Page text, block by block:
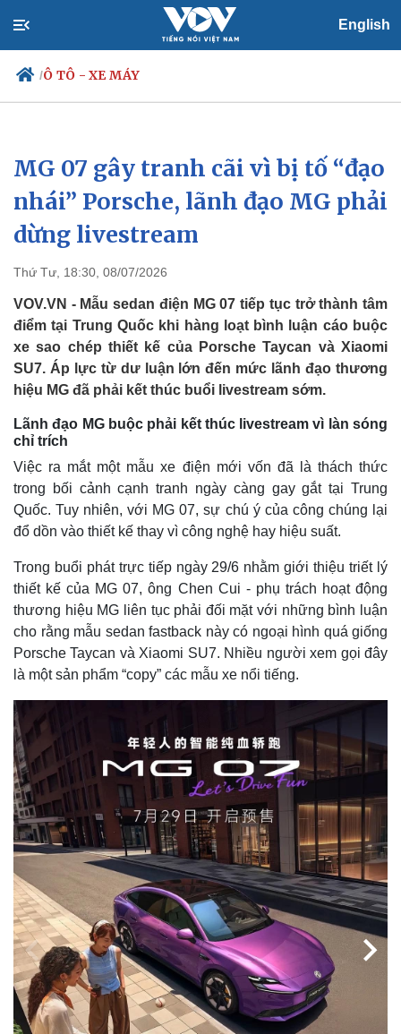
English
/Ô TÔ - XE MÁY
Chính trị
Đảng
Tổ chức nhân sự
Quốc hội
Nhận diện sự thật
Xã hội
Tin 24h
Dự báo thời tiết
MG 07 gây tranh cãi vì bị tố “đạo
nhái” Porsche, lãnh đạo MG phải
dừng livestream
Thứ Tư, 18:30, 08/07/2026
VOV.VN - Mẫu sedan điện MG 07 tiếp tục trở thành tâm
điểm tại Trung Quốc khi hàng loạt bình luận cáo buộc
xe sao chép thiết kế của Porsche Taycan và Xiaomi
SU7. Áp lực từ dư luận lớn đến mức lãnh đạo thương
hiệu MG đã phải kết thúc buổi livestream sớm.
Lãnh đạo MG buộc phải kết thúc livestream vì làn sóng
chỉ trích
Việc ra mắt một mẫu xe điện mới vốn đã là thách thức
trong bối cảnh cạnh tranh ngày càng gay gắt tại Trung
Quốc. Tuy nhiên, với MG 07, sự chú ý của công chúng lại
đổ dồn vào thiết kế thay vì công nghệ hay hiệu suất.
Trong buổi phát trực tiếp ngày 29/6 nhằm giới thiệu triết lý
thiết kế của MG 07, ông Chen Cui - phụ trách hoạt động
thương hiệu MG liên tục phải đối mặt với những bình luận
cho rằng mẫu sedan fastback này có ngoại hình quá giống
Porsche Taycan và Xiaomi SU7. Nhiều người xem gọi đây
là một sản phẩm “copy” các mẫu xe nổi tiếng.